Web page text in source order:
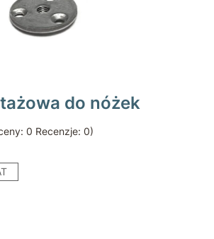
do nóżek
0 Recenzje: 0)